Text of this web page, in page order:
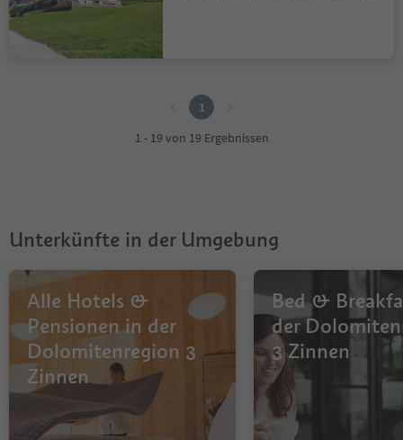
1
1 - 19 von 19 Ergebnissen
Unterkünfte in der Umgebung
Alle Hotels &
Pensionen in der
Dolomitenregion 3
Zinnen
Bed &
der
3 Zinnen